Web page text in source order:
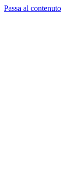
Passa al contenuto